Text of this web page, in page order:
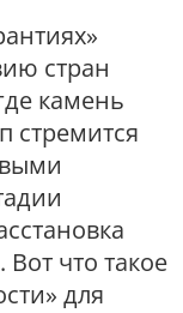
стран
камень
стремится
что такое
для